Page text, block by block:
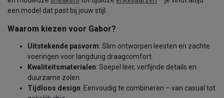
een model dat past bij jouw stijl.
Waarom kiezen voor Gabor?
Uitstekende pasvorm: Slim ontworpen leesten en zachte
voeringen voor langdurig draagcomfort.
Kwaliteitsmaterialen: Soepel leer, verfijnde details en
duurzame zolen.
Tijdloos design: Eenvoudig te combineren – van casual tot